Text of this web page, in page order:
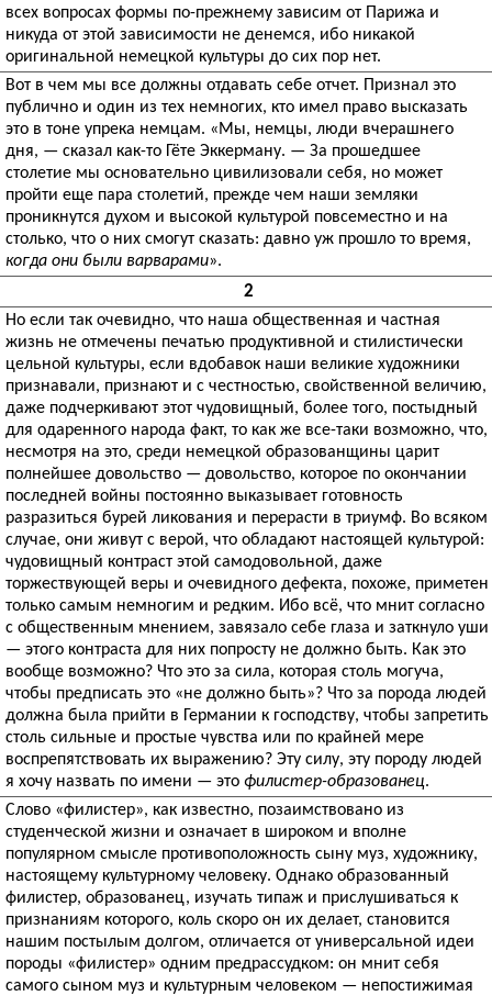
всех вопросах формы по-прежнему зависим от Парижа и
никуда от этой зависимости не денемся, ибо никакой
оригинальной немецкой культуры до сих пор нет.
Вот в чем мы все должны отдавать себе отчет. Признал это
публично и один из тех немногих, кто имел право высказать
это в тоне упрека немцам. «Мы, немцы, люди вчерашнего
дня, — сказал как-то Гёте Эккерману. — За прошедшее
столетие мы основательно цивилизовали себя, но может
пройти еще пара столетий, прежде чем наши земляки
проникнутся духом и высокой культурой повсеместно и на
столько, что о них смогут сказать: давно уж прошло то время,
когда они были варварами».
2
Но если так очевидно, что наша общественная и частная
жизнь не отмечены печатью продуктивной и стилистически
цельной культуры, если вдобавок наши великие художники
признавали, признают и с честностью, свойственной величию,
даже подчеркивают этот чудовищный, более того, постыдный
для одаренного народа факт, то как же все-таки возможно, что,
несмотря на это, среди немецкой образованщины царит
полнейшее довольство — довольство, которое по окончании
последней войны постоянно выказывает готовность
разразиться бурей ликования и перерасти в триумф. Во всяком
случае, они живут с верой, что обладают настоящей культурой:
чудовищный контраст этой самодовольной, даже
торжествующей веры и очевидного дефекта, похоже, приметен
только самым немногим и редким. Ибо всё, что мнит согласно
с общественным мнением, завязало себе глаза и заткнуло уши
— этого контраста для них попросту не должно быть. Как это
вообще возможно? Что это за сила, которая столь могуча,
чтобы предписать это «не должно быть»? Что за порода людей
должна была прийти в Германии к господству, чтобы запретить
столь сильные и простые чувства или по крайней мере
воспрепятствовать их выражению? Эту силу, эту породу людей
я хочу назвать по имени — это филистер-образованец.
Слово «филистер», как известно, позаимствовано из
студенческой жизни и означает в широком и вполне
популярном смысле противоположность сыну муз, художнику,
настоящему культурному человеку. Однако образованный
филистер, образованец, изучать типаж и прислушиваться к
признаниям которого, коль скоро он их делает, становится
нашим постылым долгом, отличается от универсальной идеи
породы «филистер» одним предрассудком: он мнит себя
самого сыном муз и культурным человеком — непостижимая